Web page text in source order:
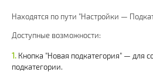
Находятся по пути "Настройки —
Доступные возможности:
Кнопка "Новая подкатегория" — для
подкатегории.